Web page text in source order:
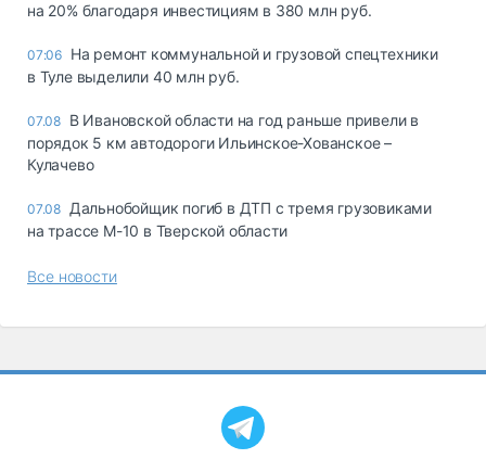
на 20% благодаря инвестициям в 380 млн руб.
07:06 На ремонт коммунальной и грузовой спецтехники
в Туле выделили 40 млн руб.
07.08 В Ивановской области на год раньше привели в
порядок 5 км автодороги Ильинское-Хованское –
Кулачево
07.08 Дальнобойщик погиб в ДТП с тремя грузовиками
на трассе М-10 в Тверской области
Все новости